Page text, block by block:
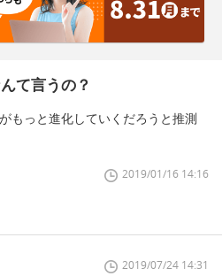
て言うの？
もっと進化していくだろうと推測
2019/01/16 14:16
2019/07/24 14:31